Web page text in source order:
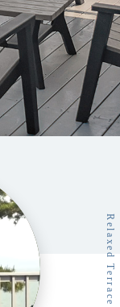
Relaxed Terrace